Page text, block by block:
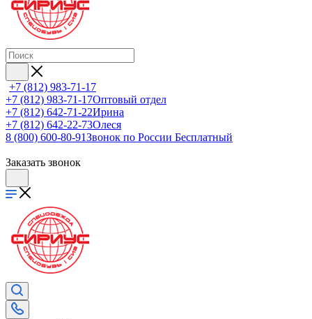
+7 (812) 983-71-17
+7 (812) 983-71-17Оптовый отдел
+7 (812) 642-71-22Ирина
+7 (812) 642-22-73Олеся
8 (800) 600-80-91Звонок по России Бесплатный
Заказать звонок